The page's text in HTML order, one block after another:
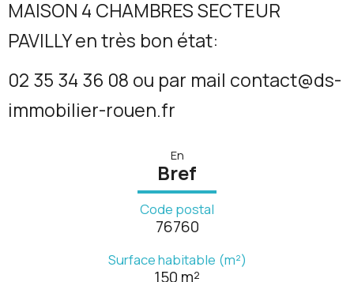
MAISON 4 CHAMBRES SECTEUR
PAVILLY en très bon état:
02 35 34 36 08 ou par mail contact@ds-
immobilier-rouen.fr
En
Bref
Code postal
76760
Surface habitable (m²)
150 m²